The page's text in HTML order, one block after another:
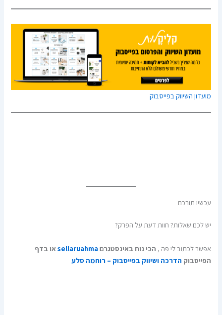
מועדון השיווק בפייסבוק
עכשיו תורכם
יש לכם שאלות? חוות דעת על הפרק?
אפשר לכתוב לי פה , הכי נוח באינסטגרם sellaruahmaאו בדף
הפייסבוק הדרכה ושיווק בפייסבוק – רוחמה סלע